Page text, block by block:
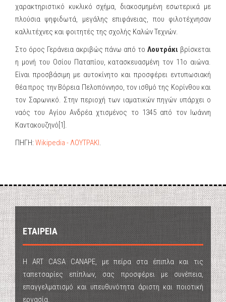
χαρακτηριστικό κυκλικό σχήμα, διακοσμημένη εσωτερικά με
πλούσια ψηφιδωτά, μεγάλης επιφάνειας, που φιλοτέχνησαν
καλλιτέχνες και φοιτητές της σχολής Καλών Τεχνών.
Στο όρος Γεράνεια ακριβώς πάνω από το Λουτράκι βρίσκεται
η μονή του Οσίου Παταπίου, κατασκευασμένη τον 11ο αιώνα.
Είναι προσβάσιμη με αυτοκίνητο και προσφέρει εντυπωσιακή
θέα προς την Βόρεια Πελοπόννησο, τον ισθμό της Κορίνθου και
τον Σαρωνικό. Στην περιοχή των ιαματικών πηγών υπάρχει ο
ναός του Αγίου Ανδρέα χτισμένος το 1345 από τον Ιωάννη
Καντακουζηνό[1].
ΠΗΓΗ: Wikipedia - ΛΟΥΤΡΑΚΙ.
ΕΤΑΙΡΕΙΑ
Η ART CASA CANAPE, με πείρα στα έπιπλα και τις
ταπετσαρίες επίπλων, σας προσφέρει με συνέπεια,
επαγγελματισμό και υπευθυνότητα άριστη και ποιοτική
εργασία.